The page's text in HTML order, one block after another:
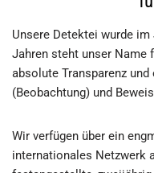
Unsere Detektei wurde
Jahren steht unser
absolute Transparenz
(Beobachtung) und
Wir verfügen über ein
internationales Netzwerk